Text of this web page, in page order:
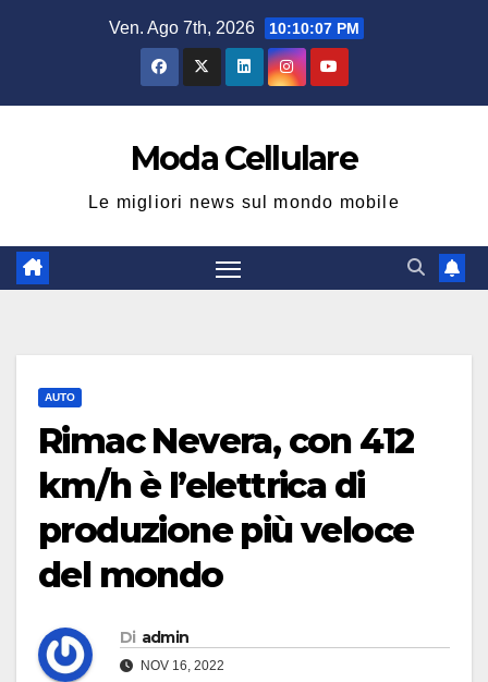
Ven. Ago 7th, 2026 10:10:08 PM
Moda Cellulare
Le migliori news sul mondo mobile
AUTO
Rimac Nevera, con 412
km/h è l’elettrica di
produzione più veloce
del mondo
Di admin
NOV 16, 2022